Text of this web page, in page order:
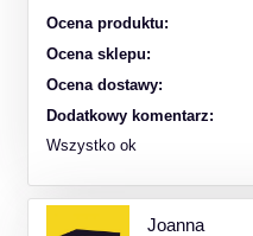
Ocena produktu:
Ocena sklepu:
Ocena dostawy:
Dodatkowy komentarz:
Wszystko ok
Joanna